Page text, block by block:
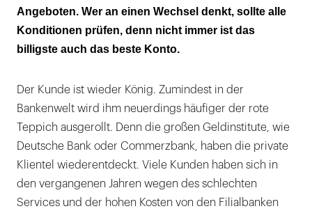
Angeboten. Wer an einen Wechsel denkt, sollte alle
Konditionen prüfen, denn nicht immer ist das
billigste auch das beste Konto.
Der Kunde ist wieder König. Zumindest in der
Bankenwelt wird ihm neuerdings häufiger der rote
Teppich ausgerollt. Denn die großen Geldinstitute, wie
Deutsche Bank oder Commerzbank, haben die private
Klientel wiederentdeckt. Viele Kunden haben sich in
den vergangenen Jahren wegen des schlechten
Services und der hohen Kosten von den Filialbanken